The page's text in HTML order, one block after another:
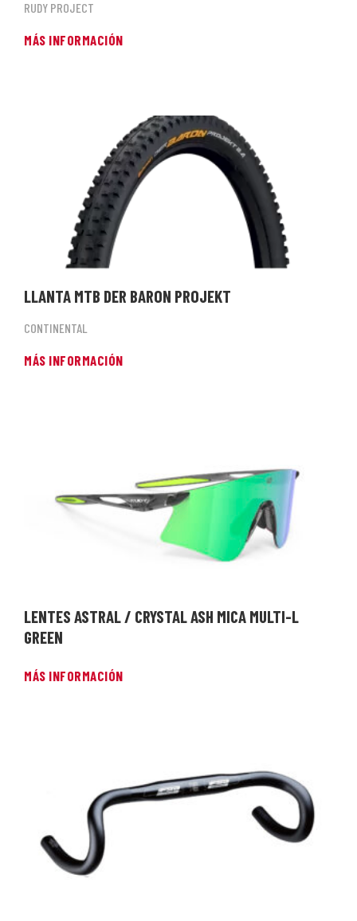
RUDY PROJECT
MÁS INFORMACIÓN
LLANTA MTB DER BARON PROJEKT
CONTINENTAL
MÁS INFORMACIÓN
LENTES ASTRAL / CRYSTAL ASH MICA MULTI-L
GREEN
MÁS INFORMACIÓN